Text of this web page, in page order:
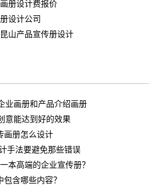
册设计费报价
设计公司
山产品宣传册设计
业画册和产品介绍画册
意能达到好的效果
画册怎么设计
手法要避免那些错误
本高端的企业宣传册？
含哪些内容？